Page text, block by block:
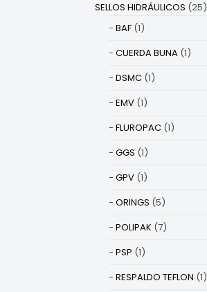
SELLOS HIDRÁULICOS (25)
BAF (1)
CUERDA BUNA (1)
DSMC (1)
EMV (1)
FLUROPAC (1)
GGS (1)
GPV (1)
ORINGS (5)
POLIPAK (7)
PSP (1)
RESPALDO TEFLON (1)